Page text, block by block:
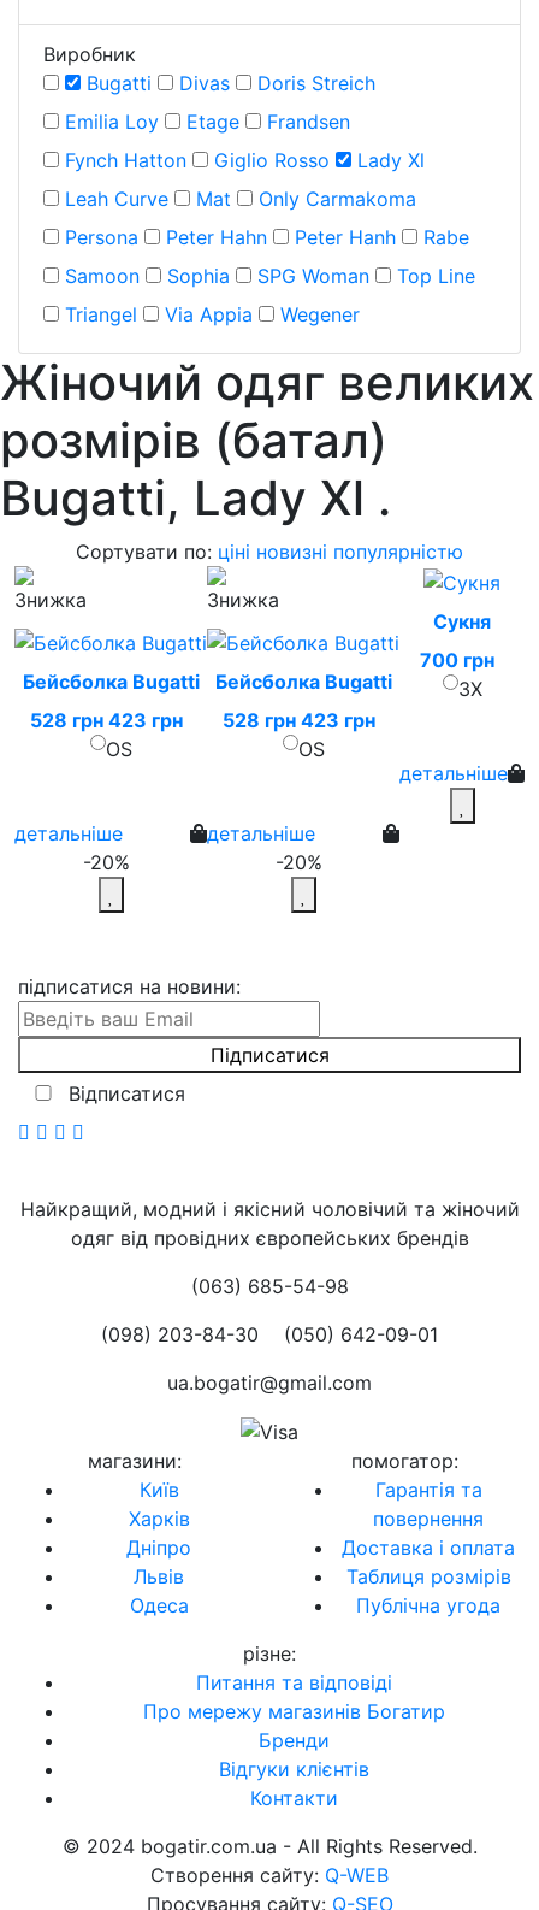
Виробник
Bugatti
Divas
Doris Streich
Emilia Loy
Etage
Frandsen
Fynch Hatton
Giglio Rosso
Lady Xl
Leah Curve
Mat
Only Carmakoma
Persona
Peter Hahn Peter Hanh
Rabe
Samoon
Sophia SPG Woman
Top Line
Triangel
Via Appia Wegener
Жіночий одяг великих
розмірів (батал)
Bugatti, Lady Xl .
Сортувати по: ціні новизні популярністю
Бейсболка Bugatti
528 грн 423 грн
OS
детальніше
-20%
Бейсболка Bugatti
528 грн 423 грн
OS
детальніше
-20%
Сукня
700 грн
3X
детальніше
підписатися на новини:
Відписатися
Найкращий, модний і якісний чоловічий та жіночий
одяг від провідних європейських брендів
(063) 685-54-98
(098) 203-84-30
(050) 642-09-01
ua.bogatir@gmail.com
магазини:
Київ
Харків
Дніпро
Львів
Одеса
помогатор:
Гарантія та
повернення
Доставка і оплата
Таблиця розмірів
Публічна угода
різне:
Питання та відповіді
Про мережу магазинів Богатир
Бренди
Відгуки клієнтів
Контакти
© 2024 bogatir.com.ua - All Rights Reserved.
Створення сайту: Q-WEB
Просування сайту: Q-SEO